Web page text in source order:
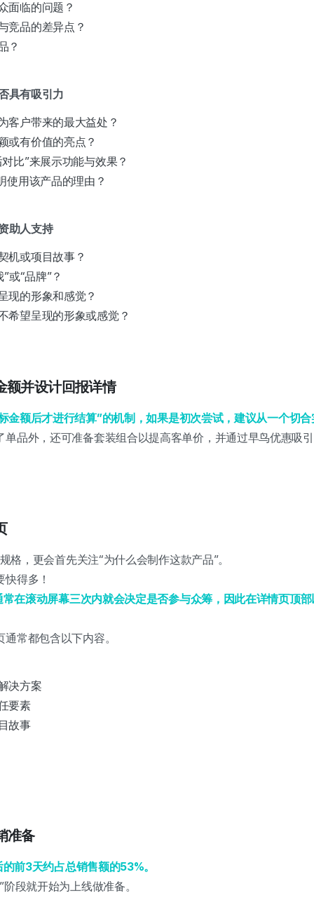
面临的问题？
竞品的差异点？
？
具有吸引力
客户带来的最大益处？
或有价值的亮点？
比”来展示功能与效果？
使用该产品的理由？
助人支持
机或项目故事？
或“品牌”？
现的形象和感觉？
希望呈现的形象或感觉？
额并设计回报详情
金额后才进行结算”的机制，如果是初次尝试，建议从一个切
单品外，还可准备套装组合以提高客单价，并通过早鸟优惠吸
格，更会首先关注“为什么会制作这款产品”。
得多！
在滚动屏幕三次内就会决定是否参与众筹，因此在详情页顶
常都包含以下内容。
决方案
要素
故事
准备
前3天约占总销售额的53%。
段就开始为上线做准备。